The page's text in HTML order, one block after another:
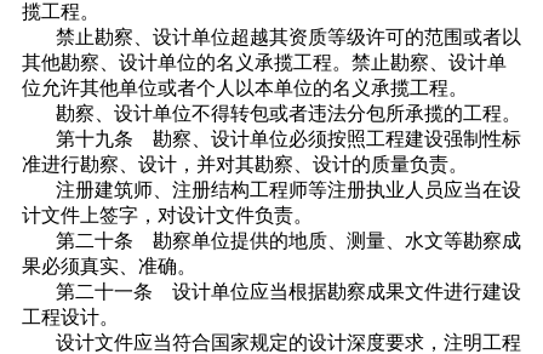
揽工程。
禁止勘察、设计单位超越其资质等级许可的范围或者以
其他勘察、设计单位的名义承揽工程。禁止勘察、设计单
位允许其他单位或者个人以本单位的名义承揽工程。
勘察、设计单位不得转包或者违法分包所承揽的工程。
第十九条 勘察、设计单位必须按照工程建设强制性标
准进行勘察、设计，并对其勘察、设计的质量负责。
注册建筑师、注册结构工程师等注册执业人员应当在设
计文件上签字，对设计文件负责。
第二十条 勘察单位提供的地质、测量、水文等勘察成
果必须真实、准确。
第二十一条 设计单位应当根据勘察成果文件进行建设
工程设计。
设计文件应当符合国家规定的设计深度要求，注明工程